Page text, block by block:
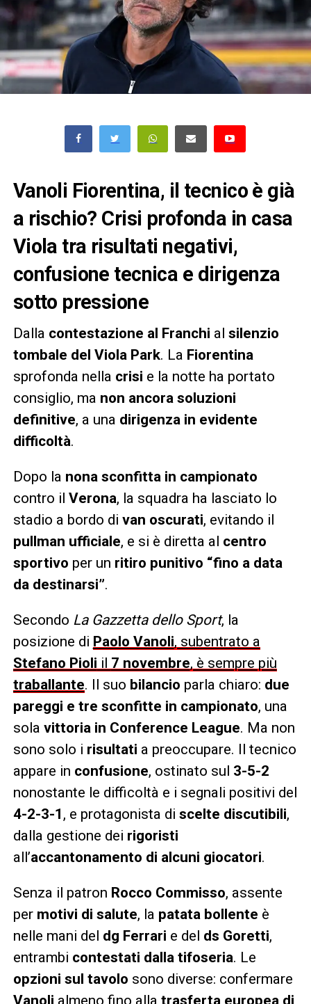
Vanoli Fiorentina, il tecnico è già
a rischio? Crisi profonda in casa
Viola tra risultati negativi,
confusione tecnica e dirigenza
sotto pressione
Dalla contestazione al Franchi al silenzio
tombale del Viola Park. La Fiorentina
sprofonda nella crisi e la notte ha portato
consiglio, ma non ancora soluzioni
definitive, a una dirigenza in evidente
difficoltà.
Dopo la nona sconfitta in campionato
contro il Verona, la squadra ha lasciato lo
stadio a bordo di van oscurati, evitando il
pullman ufficiale, e si è diretta al centro
sportivo per un ritiro punitivo “fino a data
da destinarsi”.
Secondo La Gazzetta dello Sport, la
posizione di Paolo Vanoli, subentrato a
Stefano Pioli il 7 novembre, è sempre più
traballante. Il suo bilancio parla chiaro: due
pareggi e tre sconfitte in campionato, una
sola vittoria in Conference League. Ma non
sono solo i risultati a preoccupare. Il tecnico
appare in confusione, ostinato sul 3-5-2
nonostante le difficoltà e i segnali positivi del
4-2-3-1 , e protagonista di scelte discutibili,
dalla gestione dei rigoristi
all’accantonamento di alcuni giocatori.
Senza il patron Rocco Commisso, assente
per motivi di salute, la patata bollente è
nelle mani del dg Ferrari e del ds Goretti,
entrambi contestati dalla tifoseria. Le
opzioni sul tavolo sono diverse: confermare
Vanoli almeno fino alla trasferta europea di